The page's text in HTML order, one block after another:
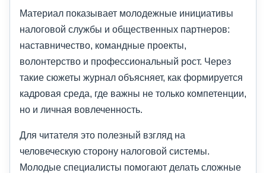
Материал показывает молодежные инициативы
налоговой службы и общественных партнеров:
наставничество, командные проекты,
волонтерство и профессиональный рост. Через
такие сюжеты журнал объясняет, как формируется
кадровая среда, где важны не только компетенции,
но и личная вовлеченность.
Для читателя это полезный взгляд на
человеческую сторону налоговой системы.
Молодые специалисты помогают делать сложные